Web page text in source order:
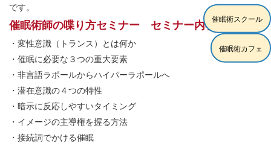
です。
催眠術師の喋り方セミナー セミナー内容
・変性意識（トランス）とは何か
・催眠に必要な３つの重大要素
・非言語ラポールからハイパーラポールへ
・潜在意識の４つの特性
・暗示に反応しやすいタイミング
・イメージの主導権を握る方法
・接続詞でかける催眠
催眠術スクール
催眠術カフェ